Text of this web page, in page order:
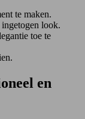
te maken.
look.
toe te
en